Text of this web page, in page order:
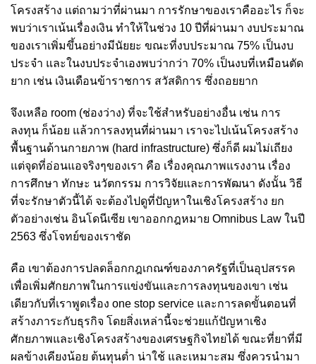
โครงสร้าง แต่ถามว่าที่ผ่านมา การรักษาของเราคืออะไร ก็จะ
พบว่าเราเน้นเรื่องเงิน ทำให้ในช่วง 10 ปีที่ผ่านมา งบประมาณ
ของเราเพิ่มขึ้นอย่างมีนัยยะ ขณะที่งบประมาณ 75% เป็นงบ
ประจำ และในงบประจำเองพบว่ากว่า 70% เป็นงบที่เหมือนตัด
ยาก เช่น เงินเดือนข้าราชการ สวัสดิการ ซึ่งถอยยาก
จึงเหลือ room (ช่องว่าง) ที่จะใช้สำหรับอย่างอื่น เช่น การ
ลงทุน ก็น้อย แล้วการลงทุนที่ผ่านมา เราจะไปเน้นโครงสร้าง
พื้นฐานด้านกายภาพ (hard infrastructure) ซึ่งก็ดี ผมไม่เถียง
แต่จุดที่อ่อนแอจริงๆของเรา คือ เรื่องคุณภาพแรงงาน เรื่อง
การศึกษา ทักษะ นวัตกรรม การวิจัยและการพัฒนา ดังนั้น วิธี
ที่จะรักษาตัวนี้ได้ จะต้องไปดูที่ปัญหาในเชิงโครงสร้าง ยก
ตัวอย่างเช่น อินโดนีเซีย เขาออกกฎหมาย Omnibus Law ในปี
2563 ซึ่งโจทย์ของเราชัด
คือ เขาต้องการปลดล็อกกฎเกณฑ์ของภาครัฐที่เป็นอุปสรรค
เพื่อเพิ่มศักยภาพในการแข่งขันและการลงทุนของเขา เช่น
เดียวกับที่เราพูดเรื่อง one stop service และการลดขั้นตอนที่
สร้างภาระกับธุรกิจ โดยสิ่งเหล่านี้จะช่วยแก้ปัญหาเชิง
ศักยภาพและเชิงโครงสร้างของเศรษฐกิจไทยได้ ขณะที่ยาที่มี
ผลข้างเคียงน้อย ต้นทุนต่ำ น่าใช้ และเหมาะสม ซึ่งควรนำมา